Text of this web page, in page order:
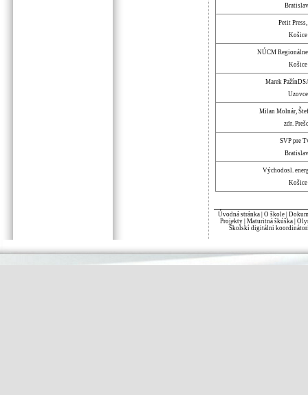
Petit Press,
Košice
NÚCM
Košice
Marek
Uzovce
Milan Molnár,
zdr.
SVP pre
Východosl.
Košice
Úvodná stránka| O škole|
Projekty| Maturitná škúška|
Školskí digitálni